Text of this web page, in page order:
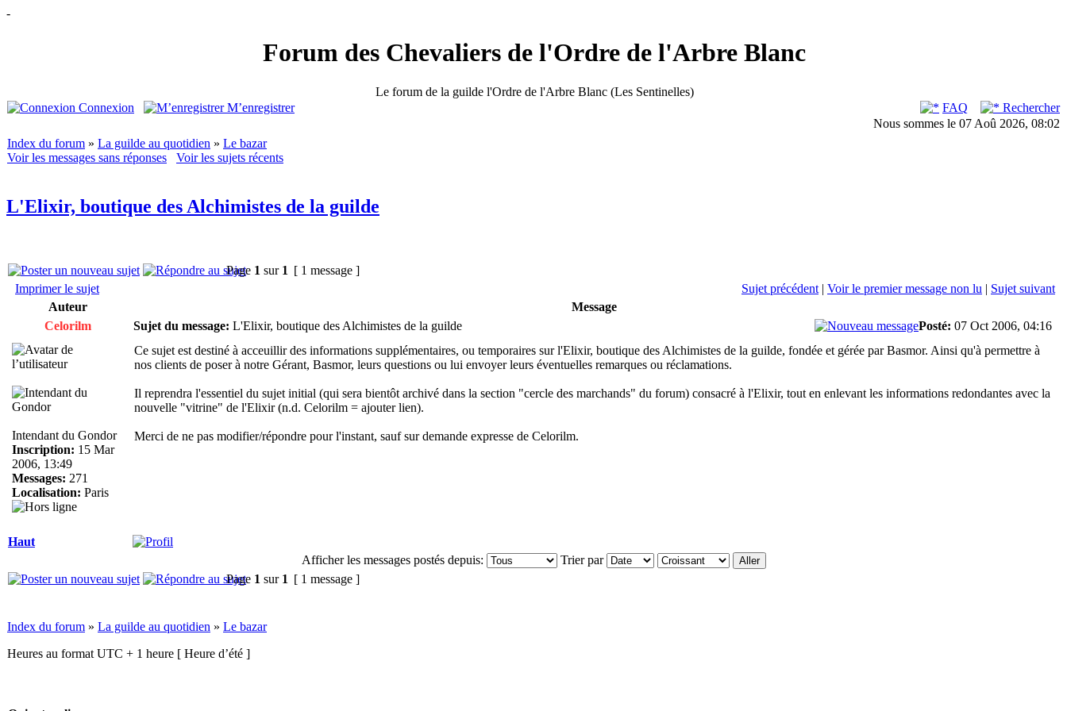
-
Forum des Chevaliers de l'Ordre de l'Arbre Blanc
Le forum de la guilde l'Ordre de l'Arbre Blanc (Les Sentinelles)
Connexion
M’enregistrer FAQ
Rechercher
Nous sommes le 07 Aoû 2026, 08:02
Index du forum » La guilde au quotidien » Le bazar
Voir les messages sans réponses
Voir les sujets récents
L'Elixir, boutique des Alchimistes de la guilde
Page 1 sur 1 [ 1 message ]
Imprimer le sujet
Sujet précédent | Voir le premier message non lu | Sujet suivant
Auteur
Message
Celorilm
Sujet du message: L'Elixir, boutique des Alchimistes de la guilde Posté: 07 Oct 2006, 04:16
Intendant du Gondor
Inscription: 15 Mar
2006, 13:49
Messages: 271
Localisation: Paris
Ce sujet est destiné à acceuillir des informations supplémentaires, ou temporaires sur l'Elixir, boutique des Alchimistes de la guilde, fondée et gérée par Basmor. Ainsi qu'à permettre à
nos clients de poser à notre Gérant, Basmor, leurs questions ou lui envoyer leurs éventuelles remarques ou réclamations.
Il reprendra l'essentiel du sujet initial (qui sera bientôt archivé dans la section "cercle des marchands" du forum) consacré à l'Elixir, tout en enlevant les informations redondantes avec la
nouvelle "vitrine" de l'Elixir (n.d. Celorilm = ajouter lien).
Merci de ne pas modifier/répondre pour l'instant, sauf sur demande expresse de Celorilm.
Haut
Afficher les messages postés depuis:
Trier par
Page 1 sur 1 [ 1 message ]
Index du forum » La guilde au quotidien » Le bazar
Heures au format UTC + 1 heure [ Heure d’été ]